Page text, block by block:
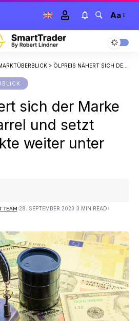
Aa
> ÖLPREIS NÄHERT SICH DER MARKE VON $100/BARREL UND SETZT GLOBALE MÄRKTE WEITER UNTER DRUCK
sich der Marke
und setzt
weiter unter
TEAM 28. SEPTEMBER 2023 3 MIN READ